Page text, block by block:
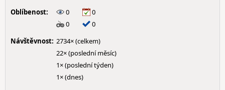
Oblíbenost:
0
0
0
0
Návštěvnost: 2734× (celkem)
22× (poslední měsíc)
1× (poslední týden)
1× (dnes)